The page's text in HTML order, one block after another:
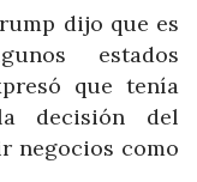
dijo que es
estados
que tenía
decisión del
negocios como